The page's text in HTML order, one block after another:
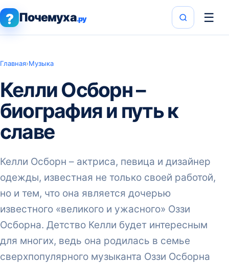
? Почемуха.ру ☰
Главная›Музыка
Келли Осборн –
биография и путь к
славе
Келли Осборн – актриса, певица и дизайнер
одежды, известная не только своей работой,
но и тем, что она является дочерью
известного «великого и ужасного» Оззи
Осборна. Детство Келли будет интересным
для многих, ведь она родилась в семье
сверхпопулярного музыканта Оззи Осборна